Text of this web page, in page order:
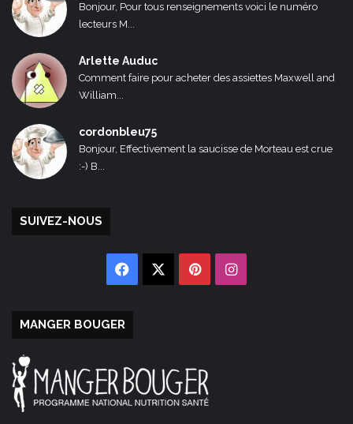
Bonjour, Pour tous renseignements voici le numéro
lecteurs M...
Arlette Auduc
Comment faire pour acheter des assiettes Maxwell and
William...
cordonbleu75
Bonjour, Effectivement la saucisse de Morteau est crue
:-) B...
SUIVEZ-NOUS
Facebook PinterestInstagram
MANGER BOUGER